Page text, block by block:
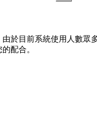
於目前系統使用人數眾
配合。